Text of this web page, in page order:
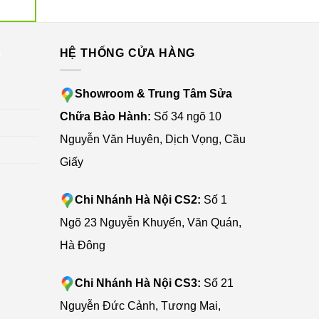
HỆ THỐNG CỬA HÀNG
Showroom & Trung Tâm Sửa
Chữa Bảo Hành: Số 34 ngõ 10
Nguyễn Văn Huyên, Dịch Vọng, Cầu
Giấy
Chi Nhánh Hà Nội CS2: Số 1
Ngõ 23 Nguyễn Khuyến, Văn Quán,
Hà Đông
Chi Nhánh Hà Nội CS3: Số 21
Nguyễn Đức Cảnh, Tương Mai,